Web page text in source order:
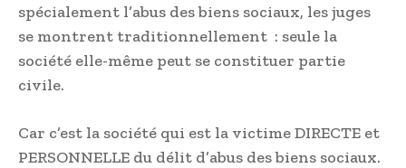
spécialement l’abus des biens sociaux, les juges
se montrent traditionnellement : seule la
société elle-même peut se constituer partie
civile.
Car c’est la société qui est la victime DIRECTE et
PERSONNELLE du délit d’abus des biens sociaux.